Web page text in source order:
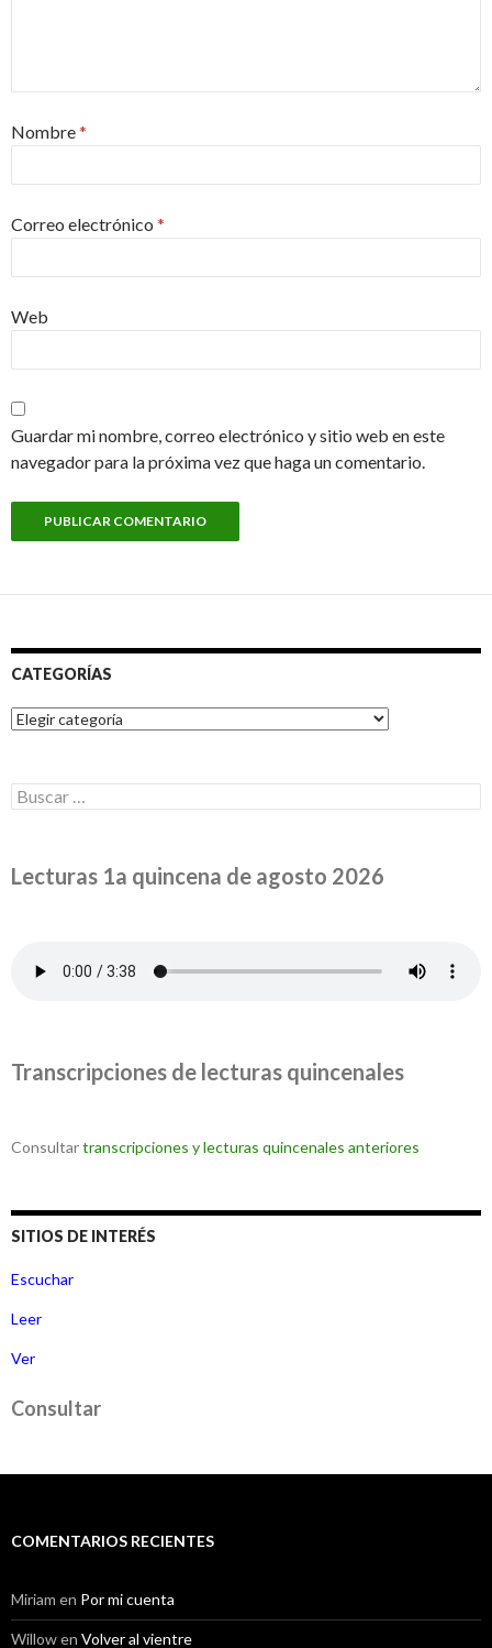
Nombre*
Correo electrónico *
Web
Guardar mi nombre, correo electrónico y sitio web en este
navegador para la próxima vez que haga un comentario.
CATEGORÍAS
Categorías
Buscar:
Lecturas 1a quincena de agosto 2026
Transcripciones de lecturas quincenales
Consultartranscripciones y lecturas quincenales anteriores
SITIOS DE INTERÉS
Escuchar
Leer
Ver
Consultar
COMENTARIOS RECIENTES
Miriam en Por mi cuenta
Willowen Volver al vientre